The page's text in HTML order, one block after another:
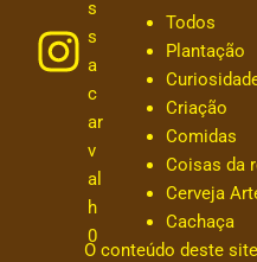
s
s
a
c
ar
v
al
h
0
Todos
Plantação
Criação
Comidas
Coisas da
Cerveja
Cachaça
O conteúdo deste